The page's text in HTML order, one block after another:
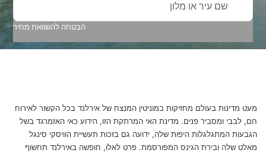
שם עיר או מלון
הבטחה להשוואת מחיר
מעט מדינות בעולם מחזיקות במוניטין המנצח של אירלנד בכל הקשור לאירוח
חם, לבבי ומסביר פנים. מדינת האי המרתקת הזו, הידוע כאי האזמרגד בשל
הגבעות המתגלגלות היפות שלה, ידועה גם בזכות תעשיית הוויסקי סינגל
מאלט שלה ובירת הגינס המפורסמת. פרט לאלו, חופשה באירלנד תחשוף